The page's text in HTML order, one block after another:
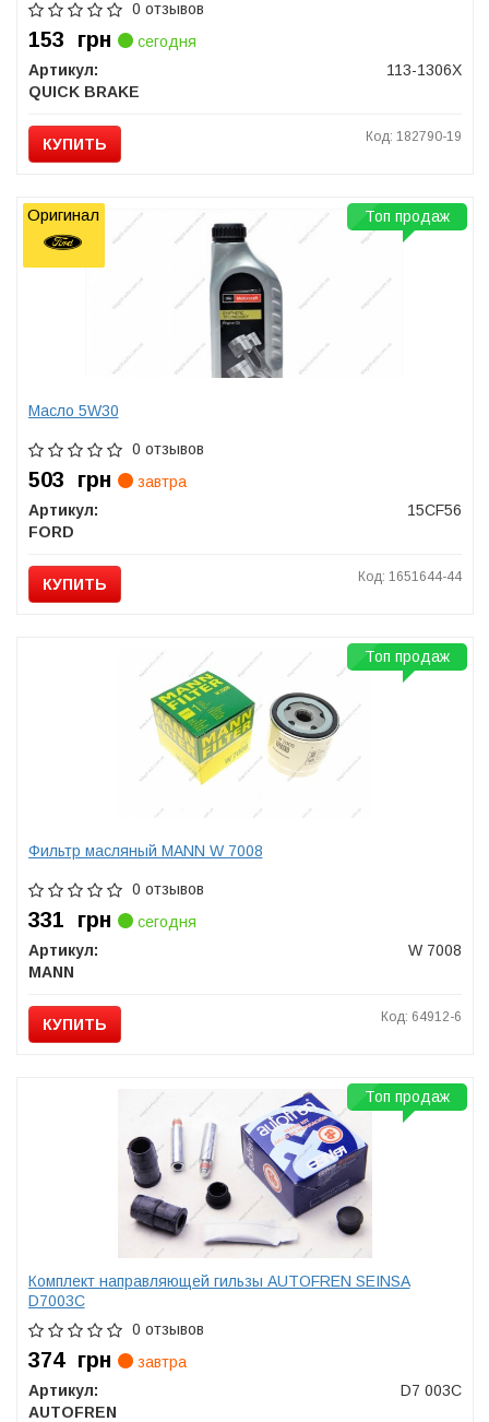
0 отзывов
153 грн
сегодня
Артикул:
113-1306X
QUICK BRAKE
КУПИТЬ Код: 182790-19
Масло 5W30
0 отзывов
503 грн
завтра
Артикул:
15CF56
FORD
КУПИТЬ Код: 1651644-44
Топ продаж
Оригинал
Фильтр масляный MANN W 7008
0 отзывов
331 грн
сегодня
Артикул:
W 7008
MANN
КУПИТЬ Код: 64912-6
Топ продаж
Комплект направляющей гильзы AUTOFREN SEINSA
D7003C
0 отзывов
374 грн
завтра
Артикул:
D7 003C
AUTOFREN
Топ продаж